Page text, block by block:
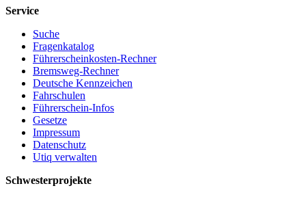
Service
Suche
Fragenkatalog
Führerscheinkosten-Rechner
Bremsweg-Rechner
Deutsche Kennzeichen
Fahrschulen
Führerschein-Infos
Gesetze
Impressum
Datenschutz
Utiq verwalten
Schwesterprojekte